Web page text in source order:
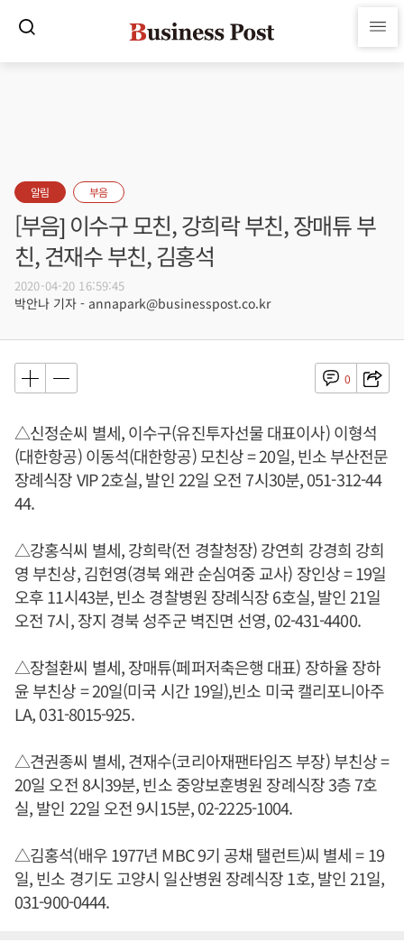
알림 부음
[부음] 이수구 모친, 강희락 부친, 장매튜 부
친, 견재수 부친, 김홍석
2020-04-20 16:59:45
박안나 기자 - annapark@businesspost.co.kr
0
△신정순씨 별세, 이수구(유진투자선물 대표이사) 이형석
(대한항공) 이동석(대한항공) 모친상 = 20일, 빈소 부산전문
장례식장 VIP 2호실, 발인 22일 오전 7시30분, 051-312-44
44.
△강홍식씨 별세, 강희락(전 경찰청장) 강연희 강경희 강희
영 부친상, 김헌영(경북 왜관 순심여중 교사) 장인상 = 19일
오후 11시43분, 빈소 경찰병원 장례식장 6호실, 발인 21일
오전 7시, 장지 경북 성주군 벽진면 선영, 02-431-4400.
△장철환씨 별세, 장매튜(페퍼저축은행 대표) 장하율 장하
윤 부친상 = 20일(미국 시간 19일),빈소 미국 캘리포니아주
LA, 031-8015-925.
△견권종씨 별세, 견재수(코리아재팬타임즈 부장) 부친상 =
20일 오전 8시39분, 빈소 중앙보훈병원 장례식장 3층 7호
실, 발인 22일 오전 9시15분, 02-2225-1004.
△김홍석(배우 1977년 MBC 9기 공채 탤런트)씨 별세 = 19
일, 빈소 경기도 고양시 일산병원 장례식장 1호, 발인 21일,
031-900-0444.